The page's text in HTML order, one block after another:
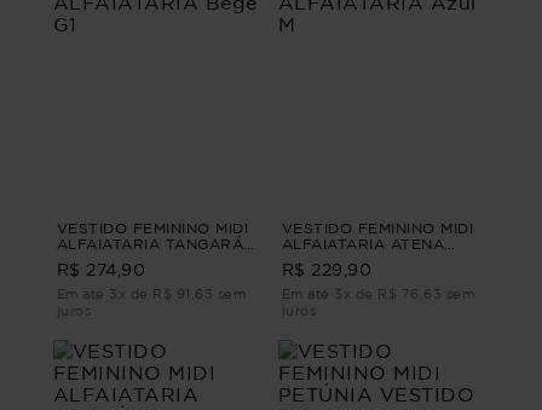
VESTIDO FEMININO MIDI
ALFAIATARIA TANGARÁ
VESTIDO FEMININO MIDI
ALFAIATARIA Bege G1
R$ 274,90
Em até 3x de R$ 91,63 sem
juros
VESTIDO FEMININO MIDI
ALFAIATARIA ATENA
VESTIDO FEMININO MIDI
ALFAIATARIA Azul M
R$ 229,90
Em até 3x de R$ 76,63 sem
juros